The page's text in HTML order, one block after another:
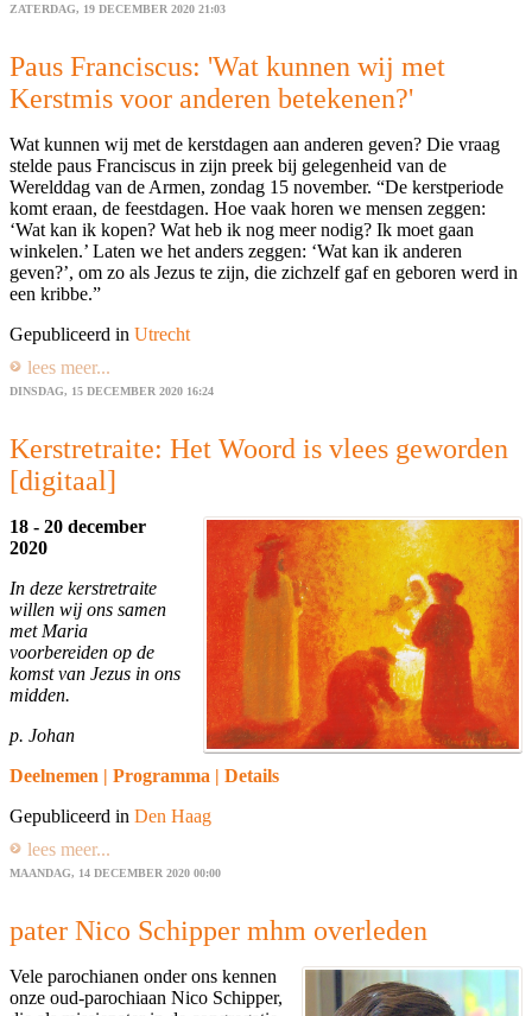
ZATERDAG, 19 DECEMBER 2020 21:03
Paus Franciscus: 'Wat kunnen wij met
Kerstmis voor anderen betekenen?'
Wat kunnen wij met de kerstdagen aan anderen geven? Die vraag
stelde paus Franciscus in zijn preek bij gelegenheid van de
Werelddag van de Armen, zondag 15 november. “De kerstperiode
komt eraan, de feestdagen. Hoe vaak horen we mensen zeggen:
‘Wat kan ik kopen? Wat heb ik nog meer nodig? Ik moet gaan
winkelen.’ Laten we het anders zeggen: ‘Wat kan ik anderen
geven?’, om zo als Jezus te zijn, die zichzelf gaf en geboren werd in
een kribbe.”
Gepubliceerd in Utrecht
lees meer...
DINSDAG, 15 DECEMBER 2020 16:24
Kerstretraite: Het Woord is vlees geworden
[digitaal]
18 - 20 december
2020
In deze kerstretraite
willen wij ons samen
met Maria
voorbereiden op de
komst van Jezus in ons
midden.
p. Johan
Deelnemen | Programma | Details
Gepubliceerd in Den Haag
lees meer...
MAANDAG, 14 DECEMBER 2020 00:00
pater Nico Schipper mhm overleden
Vele parochianen onder ons kennen
onze oud-parochiaan Nico Schipper,